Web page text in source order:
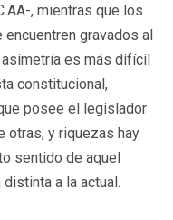
, mientras que los
gravados al
asimetría es más difícil
constitucional,
posee el legislador
otras, y riquezas hay
sentido de aquel
a la actual.